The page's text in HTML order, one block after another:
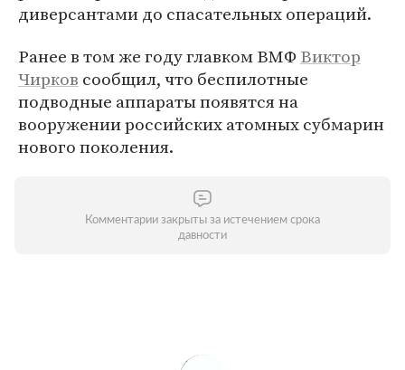
диверсантами до спасательных операций.
Ранее в том же году главком ВМФВиктор
Чирков сообщил, что беспилотные
подводные аппараты появятся на
вооружении российских атомных субмарин
нового поколения.
Комментарии закрыты за истечением срока
давности